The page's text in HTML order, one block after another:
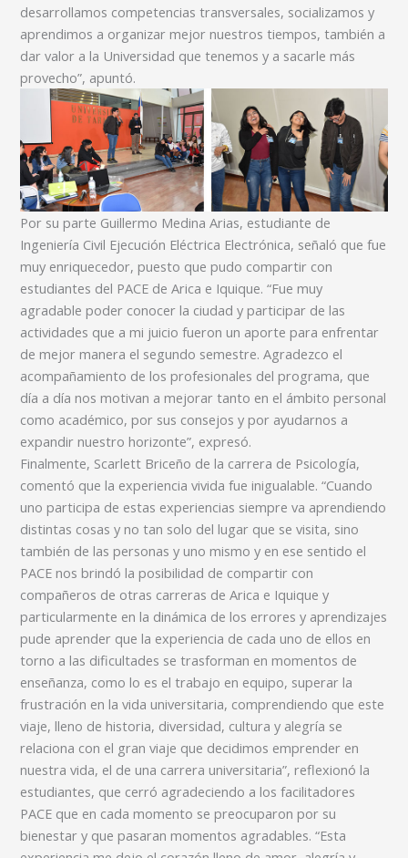
desarrollamos competencias transversales, socializamos y
aprendimos a organizar mejor nuestros tiempos, también a
dar valor a la Universidad que tenemos y a sacarle más
provecho”, apuntó.
Por su parte Guillermo Medina Arias, estudiante de
Ingeniería Civil Ejecución Eléctrica Electrónica, señaló que fue
muy enriquecedor, puesto que pudo compartir con
estudiantes del PACE de Arica e Iquique. “Fue muy
agradable poder conocer la ciudad y participar de las
actividades que a mi juicio fueron un aporte para enfrentar
de mejor manera el segundo semestre. Agradezco el
acompañamiento de los profesionales del programa, que
día a día nos motivan a mejorar tanto en el ámbito personal
como académico, por sus consejos y por ayudarnos a
expandir nuestro horizonte”, expresó.
Finalmente, Scarlett Briceño de la carrera de Psicología,
comentó que la experiencia vivida fue inigualable. “Cuando
uno participa de estas experiencias siempre va aprendiendo
distintas cosas y no tan solo del lugar que se visita, sino
también de las personas y uno mismo y en ese sentido el
PACE nos brindó la posibilidad de compartir con
compañeros de otras carreras de Arica e Iquique y
particularmente en la dinámica de los errores y aprendizajes
pude aprender que la experiencia de cada uno de ellos en
torno a las dificultades se trasforman en momentos de
enseñanza, como lo es el trabajo en equipo, superar la
frustración en la vida universitaria, comprendiendo que este
viaje, lleno de historia, diversidad, cultura y alegría se
relaciona con el gran viaje que decidimos emprender en
nuestra vida, el de una carrera universitaria”, reflexionó la
estudiantes, que cerró agradeciendo a los facilitadores
PACE que en cada momento se preocuparon por su
bienestar y que pasaran momentos agradables. “Esta